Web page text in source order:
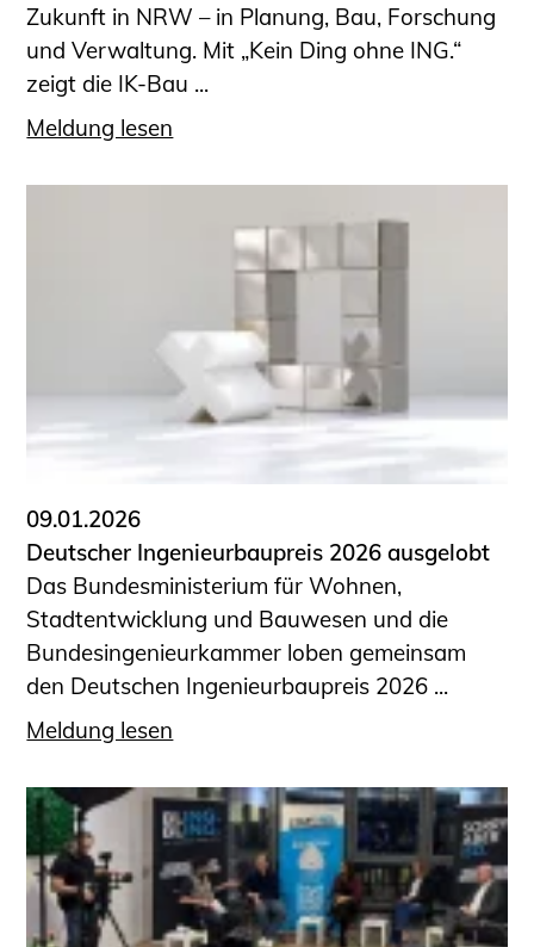
Zukunft in NRW – in Planung, Bau, Forschung
und Verwaltung. Mit „Kein Ding ohne ING.“
zeigt die IK-Bau ...
Meldung lesen
09.01.2026
Deutscher Ingenieurbaupreis 2026 ausgelobt
Das Bundesministerium für Wohnen,
Stadtentwicklung und Bauwesen und die
Bundesingenieurkammer loben gemeinsam
den Deutschen Ingenieurbaupreis 2026 ...
Meldung lesen